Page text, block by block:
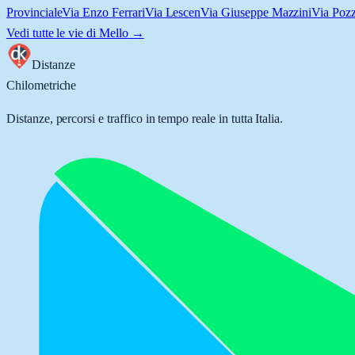
ProvincialeVia Enzo FerrariVia LescenVia Giuseppe MazziniVia
Vedi tutte le vie di Mello→
Distanze
Chilometriche
Distanze, percorsi e traffico in tempo reale in tutta Italia.